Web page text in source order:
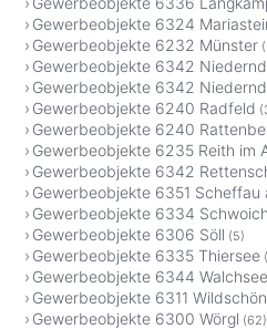
Gewerbeobjekte 6324
Gewerbeobjekte 6232 Münster
Gewerbeobjekte 6342
Gewerbeobjekte 6342
Gewerbeobjekte 6240 Radfeld
Gewerbeobjekte 6240
Gewerbeobjekte 6235 Reith im
Gewerbeobjekte 6342
Gewerbeobjekte 6351 Scheffau
Gewerbeobjekte 6334 Schwoich
Gewerbeobjekte 6306 Söll (5)
Gewerbeobjekte 6335 Thiersee
Gewerbeobjekte 6344 Walchsee
Gewerbeobjekte 6311
Gewerbeobjekte 6300 Wörgl (62)